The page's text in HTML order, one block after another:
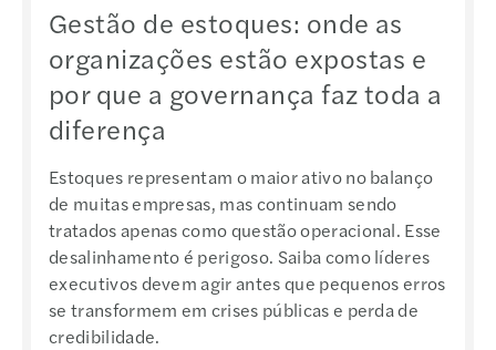
Gestão de estoques: onde as
organizações estão expostas e
por que a governança faz toda a
diferença
Estoques representam o maior ativo no balanço
de muitas empresas, mas continuam sendo
tratados apenas como questão operacional. Esse
desalinhamento é perigoso. Saiba como líderes
executivos devem agir antes que pequenos erros
se transformem em crises públicas e perda de
credibilidade.